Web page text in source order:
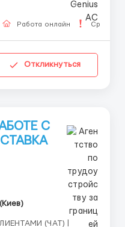
Работа онлайн Срочная
Откликнуться
С
(ЧАТ) |